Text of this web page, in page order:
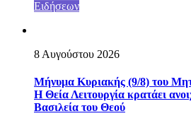
Ειδήσεων
8 Αυγούστου 2026
Μήνυμα Κυριακής (9/8) του
Η Θεία Λειτουργία κρατάει
Βασιλεία του Θεού